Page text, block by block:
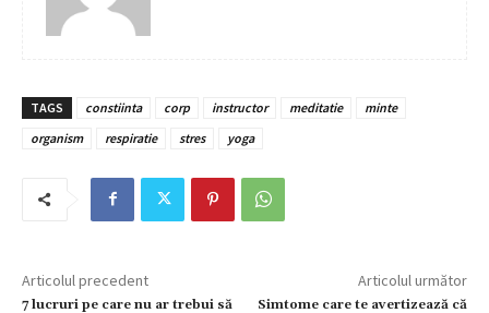
TAGS constiinta corp instructor meditatie
minte
organism
respiratie stres yoga
Articolul precedent
7 lucruri pe care nu ar trebui să
Articolul următor
Simtome care te avertizează că